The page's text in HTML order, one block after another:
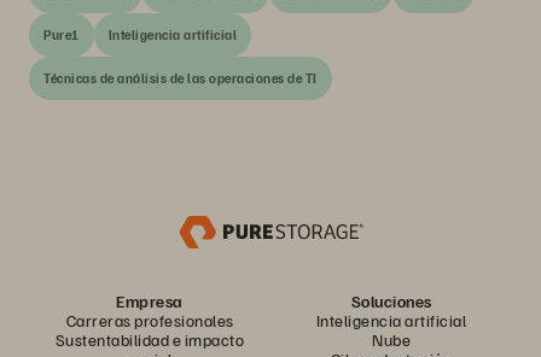
Pure1 Inteligencia artificial
Técnicas de análisis de las operaciones de TI
Empresa
Carreras profesionales
Sustentabilidad e impacto
Soluciones
Inteligencia artificial
Nube